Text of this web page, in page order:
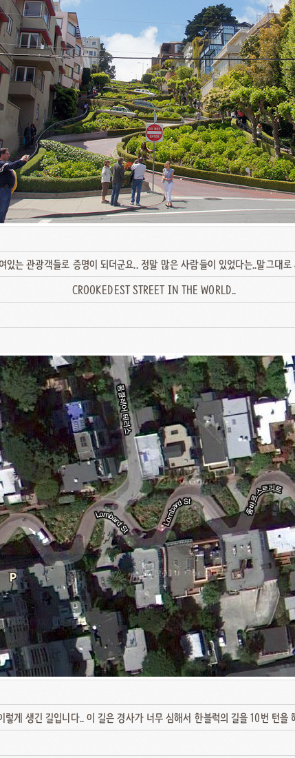
있는 관광객들로 증명이 되더군요.. 정말 많은 사람들이 있었다는..말그대
CROOKEDEST STREET IN THE WORLD..
렇게 생긴 길입니다.. 이 길은 경사가 너무 심해서 한블럭의 길을 10번 턴